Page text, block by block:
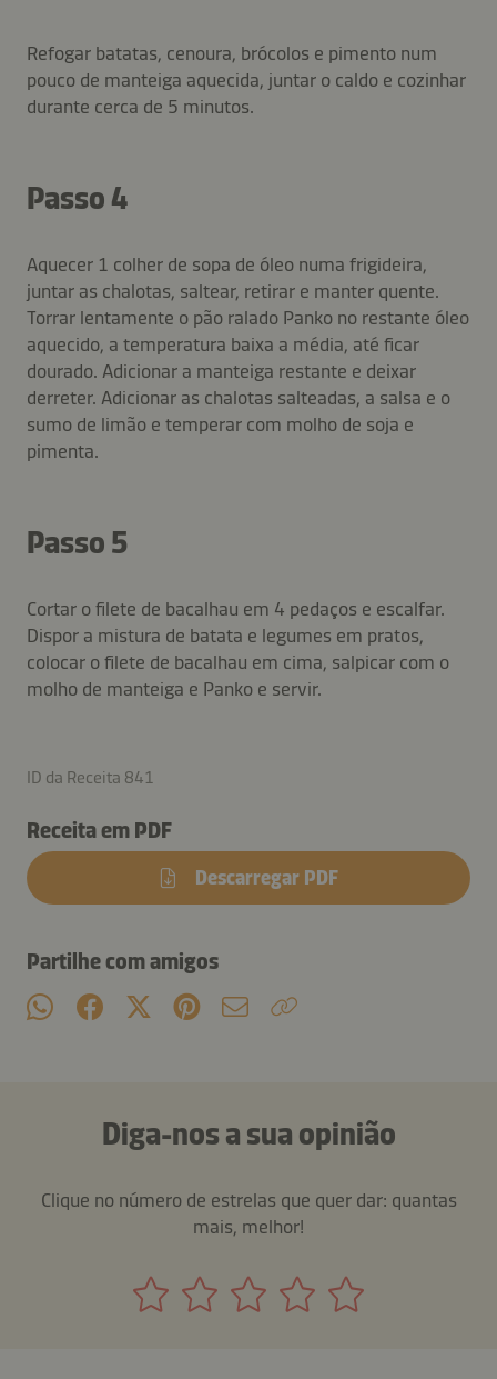
Refogar batatas, cenoura, brócolos e pimento num
pouco de manteiga aquecida, juntar o caldo e cozinhar
durante cerca de 5 minutos.
Passo 4
Aquecer 1 colher de sopa de óleo numa frigideira,
juntar as chalotas, saltear, retirar e manter quente.
Torrar lentamente o pão ralado Panko no restante óleo
aquecido, a temperatura baixa a média, até ficar
dourado. Adicionar a manteiga restante e deixar
derreter. Adicionar as chalotas salteadas, a salsa e o
sumo de limão e temperar com molho de soja e
pimenta.
Passo 5
Cortar o filete de bacalhau em 4 pedaços e escalfar.
Dispor a mistura de batata e legumes em pratos,
colocar o filete de bacalhau em cima, salpicar com o
molho de manteiga e Panko e servir.
ID da Receita 841
Receita em PDF
Descarregar PDF
Partilhe com amigos
Diga-nos a sua opinião
Clique no número de estrelas que quer dar: quantas
mais, melhor!